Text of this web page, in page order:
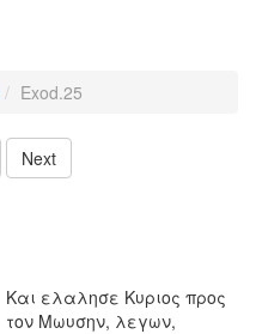
Exod.25
Next
Και ελαλησε Κυριος προς
τον Μωυσην, λεγων,